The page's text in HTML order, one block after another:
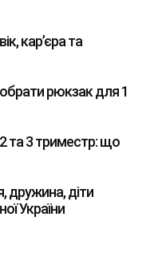
кар’єра та
рюкзак для 1
2 та 3 триместр: що
дружина, діти
України